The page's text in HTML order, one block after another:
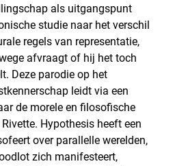
als uitgangspunt
studie naar het verschil
regels van representatie,
afvraagt of hij het toch
Deze parodie op het
leidt via een
de morele en filosofische
Hypothesis heeft een
over parallelle werelden,
zich manifesteert,